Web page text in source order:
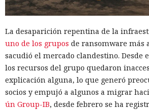
La desaparición repentina de la
uno de los grupos de ransomware más
sacudió el mercado clandestino. Desde
los recursos del grupo quedaron
explicación alguna, lo que generó
socios y empujó a algunos a migrar
ún Group-IB, desde febrero se ha